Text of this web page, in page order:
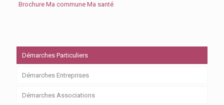
Brochure Ma commune Ma santé
Démarches Particuliers
Démarches Entreprises
Démarches Associations